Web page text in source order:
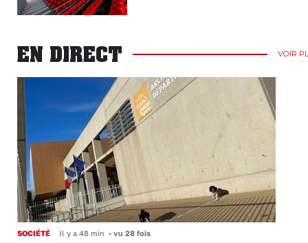
EN DIRECT VOIR
SOCIÉTÉ Il y a 48 min • vu 28 fois